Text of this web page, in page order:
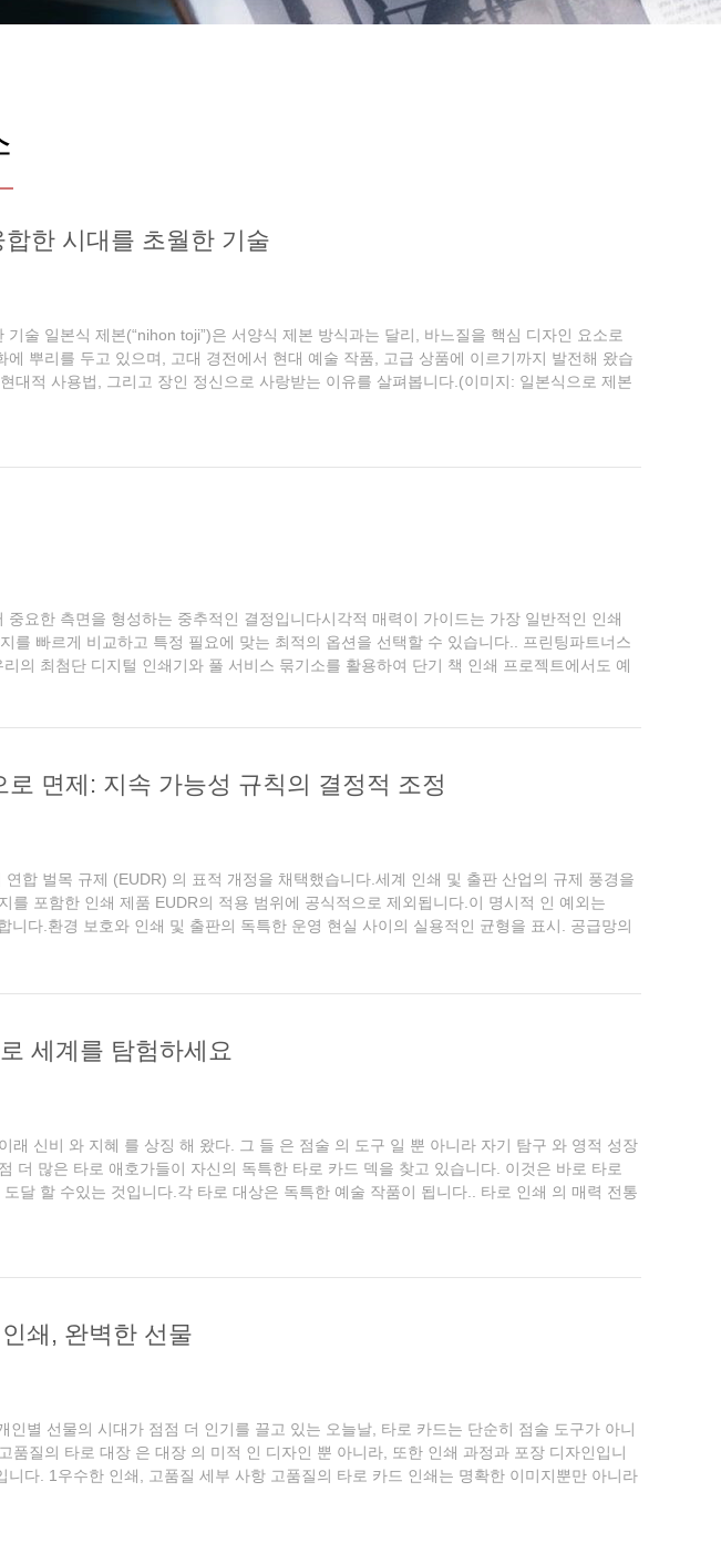
한 시대를 초월한 기술
술 일본식 제본(“nihon toji”)은 서양식 제본 방식과는 달리, 바느질을 핵심 디자인 요소로
뿌리를 두고 있으며, 고대 경전에서 현대 예술 작품, 고급 상품에 이르기까지 발전해 왔습
대적 사용법, 그리고 장인 정신으로 사랑받는 이유를 살펴봅니다.(이미지: 일본식으로 제본
요한 측면을 형성하는 중추적인 결정입니다시각적 매력이 가이드는 가장 일반적인 인쇄
를 빠르게 비교하고 특정 필요에 맞는 최적의 옵션을 선택할 수 있습니다.. 프린팅파트너스
의 최첨단 디지털 인쇄기와 풀 서비스 묶기소를 활용하여 단기 책 인쇄 프로젝트에서도 예
면제: 지속 가능성 규칙의 결정적 조정
합 벌목 규제 (EUDR) 의 표적 개정을 채택했습니다.세계 인쇄 및 출판 산업의 규제 풍경을
를 포함한 인쇄 제품 EUDR의 적용 범위에 공식적으로 제외됩니다.이 명시적 인 예외는
니다.환경 보호와 인쇄 및 출판의 독특한 운영 현실 사이의 실용적인 균형을 표시. 공급망의
세계를 탐험하세요
래 신비 와 지혜 를 상징 해 왔다. 그 들 은 점술 의 도구 일 뿐 아니라 자기 탐구 와 영적 성장
더 많은 타로 애호가들이 자신의 독특한 타로 카드 덱을 찾고 있습니다. 이것은 바로 타로
달 할 수있는 것입니다.각 타로 대상은 독특한 예술 작품이 됩니다.. 타로 인쇄 의 매력 전통
쇄, 완벽한 선물
별 선물의 시대가 점점 더 인기를 끌고 있는 오늘날, 타로 카드는 단순히 점술 도구가 아니
품질의 타로 대장 은 대장 의 미적 인 디자인 뿐 아니라, 또한 인쇄 과정과 포장 디자인입니
다. 1우수한 인쇄, 고품질 세부 사항 고품질의 타로 카드 인쇄는 명확한 이미지뿐만 아니라